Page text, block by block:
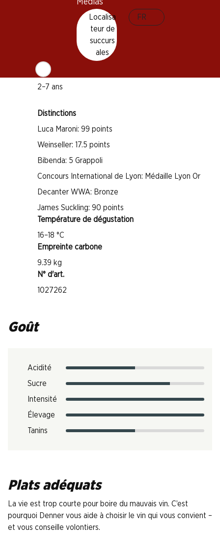
Médias
Localisa
teur de
succurs
ales
FR
Montepulciano
Maturité
2–7 ans
Distinctions
Luca Maroni: 99 points
Weinseller: 17.5 points
Bibenda: 5 Grappoli
Concours International de Lyon: Médaille Lyon Or
Decanter WWA: Bronze
James Suckling: 90 points
Température de dégustation
16–18 °C
Empreinte carbone
9.39 kg
N° d'art.
1027262
Goût
Acidité
Sucre
Intensité
Élevage
Tanins
Plats adéquats
La vie est trop courte pour boire du mauvais vin. C’est
pourquoi Denner vous aide à choisir le vin qui vous convient –
et vous conseille volontiers.